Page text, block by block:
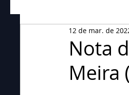
Geral
Nota
Meira
12 de mar. de